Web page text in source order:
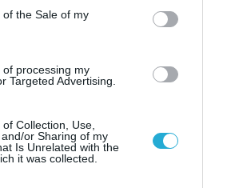
the Sale of my
processing my
Targeted Advertising.
Collection, Use,
or Sharing of my
Is Unrelated with the
it was collected.
Η «αιχμηρή» ανάρτηση
(φωτο)